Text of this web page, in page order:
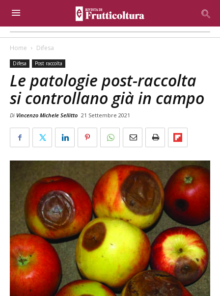
Home Difesa
Difesa Post raccolta
Le patologie post-raccolta
si controllano già in campo
Di Vincenzo Michele Sellitto 21 Settembre 2021